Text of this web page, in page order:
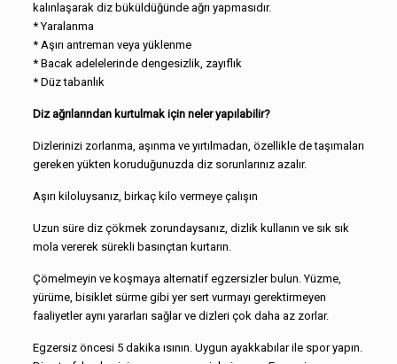
kalınlaşarak diz büküldüğünde ağrı yapmasıdır.
* Yaralanma
* Aşırı antreman veya yüklenme
* Bacak adelelerinde dengesizlik, zayıflık
* Düz tabanlık
Diz ağrılarından kurtulmak için neler yapılabilir?
Dizlerinizi zorlanma, aşınma ve yırtılmadan, özellikle de taşımaları
gereken yükten koruduğunuzda diz sorunlarınız azalır.
Aşırı kiloluysanız, birkaç kilo vermeye çalışın
Uzun süre diz çökmek zorundaysanız, dizlik kullanın ve sık sık
mola vererek sürekli basınçtan kurtarın.
Çömelmeyin ve koşmaya alternatif egzersizler bulun. Yüzme,
yürüme, bisiklet sürme gibi yer sert vurmayı gerektirmeyen
faaliyetler aynı yararları sağlar ve dizleri çok daha az zorlar.
Egzersiz öncesi 5 dakika ısının. Uygun ayakkabılar ile spor yapın.